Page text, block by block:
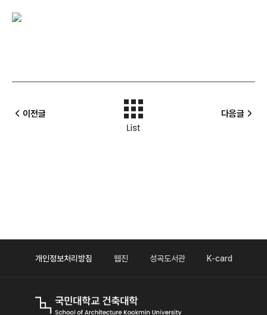
이전글 다음글
개인정보처리방침 웹진 성곡도서관 K-card